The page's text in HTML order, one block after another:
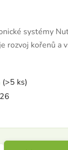
systémy
rozvoj kořenů a
(>5 ks)